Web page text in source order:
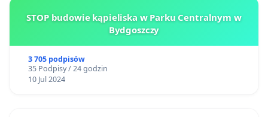
STOP budowie kąpieliska w Parku Centralnym w
Bydgoszczy
3 705 podpisów
35 Podpisy / 24 godzin
10 Jul 2024